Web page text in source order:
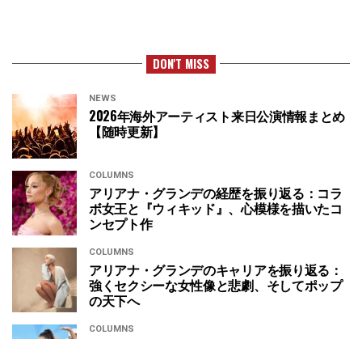
DON'T MISS
NEWS
2026年海外アーティスト来日公演情報まとめ
【随時更新】
COLUMNS
アリアナ・グランデの経歴を振り返る：コラ
ボ女王と『ウィキッド』、心模様を描いたコ
ンセプト作
COLUMNS
アリアナ・グランデのキャリアを振り返る：
強くセクシーな女性像と悲劇、そしてポップ
の天下へ
COLUMNS